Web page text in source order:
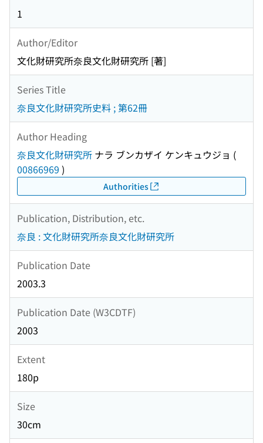
1
Author/Editor
文化財研究所奈良文化財研究所 [著]
Series Title
奈良文化財研究所史料 ; 第62冊
Author Heading
奈良文化財研究所 ナラ ブンカザイ ケンキュウジョ (
00866969 )
Authorities
Publication, Distribution, etc.
奈良 : 文化財研究所奈良文化財研究所
Publication Date
2003.3
Publication Date (W3CDTF)
2003
Extent
180p
Size
30cm